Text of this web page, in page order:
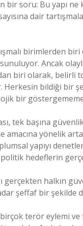
soru: Bu yapı ne
dair
birimlerden biri
Ancak
biri olarak, belirli
bildiği bir
bir
tek başına
amacına yönelik
yapıyı
hedeflerin
gerçekten halkın
şeffaf bir şekilde
birçok terör eylemi